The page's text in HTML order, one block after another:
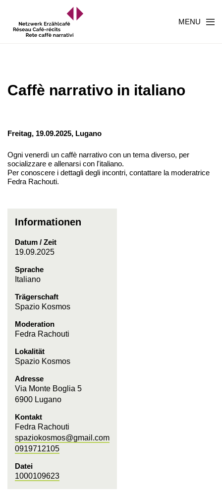
MENU
Caffè narrativo in italiano
Freitag, 19.09.2025, Lugano
Ogni venerdì un caffè narrativo con un tema diverso, per
socializzare e allenarsi con l'italiano.
Per conoscere i dettagli degli incontri, contattare la moderatrice
Fedra Rachouti.
Informationen
Datum / Zeit
19.09.2025
Sprache
Italiano
Trägerschaft
Spazio Kosmos
Moderation
Fedra Rachouti
Lokalität
Spazio Kosmos
Adresse
Via Monte Boglia 5
6900 Lugano
Kontakt
Fedra Rachouti
spaziokosmos@gmail.com
0919712105
Datei
1000109623